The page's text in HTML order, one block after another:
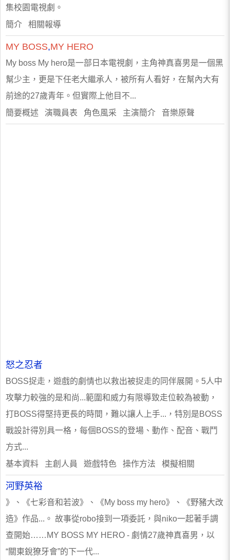
集校園電視劇。
簡介 相關報導
MY BOSS,MY HERO
My boss My hero是一部日本電視劇，主角神真喜男是一個黑
幫少主，更是下任老大繼承人，被所有人看好，在幫內大有
前途的27歲青年。但實際上他目不...
簡要概述 演職員表 角色風采 主演簡介 音樂原聲
怒之忍者
BOSS捉走，遊戲的劇情也以救出被捉走的同伴展開。5人中
攻擊力較強的是和尚...範圍和威力有限導致走位較為被動，
打BOSS得堅持更長的時間，難以讓人上手...，特別是BOSS
戰設計得別具一格，每個BOSS的登場、動作、配音、戰鬥
方式...
基本資料 主創人員 遊戲特色 操作方法 模擬相關
河野英裕
》、《七彩音和若波》、《My boss my hero》、《野豬大改
造》作品...。 故事從robo接到一項委託，與niko一起著手調
查開始……MY BOSS MY HERO - 劇情27歲神真喜男，以
“關東銳獠牙會”的下一代...